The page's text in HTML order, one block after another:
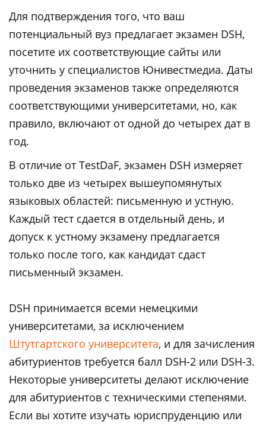
Для подтверждения того, что ваш
потенциальный вуз предлагает экзамен DSH,
посетите их соответствующие сайты или
уточнить у специалистов Юнивестмедиа. Даты
проведения экзаменов также определяются
соответствующими университетами, но, как
правило, включают от одной до четырех дат в
год.
В отличие от TestDaF, экзамен DSH измеряет
только две из четырех вышеупомянутых
языковых областей: письменную и устную.
Каждый тест сдается в отдельный день, и
допуск к устному экзамену предлагается
только после того, как кандидат сдаст
письменный экзамен.
DSH принимается всеми немецкими
университетами, за исключением
Штутгартского университета, и для зачисления
абитуриентов требуется балл DSH-2 или DSH-3.
Некоторые университеты делают исключение
для абитуриентов с техническими степенями.
Если вы хотите изучать юриспруденцию или